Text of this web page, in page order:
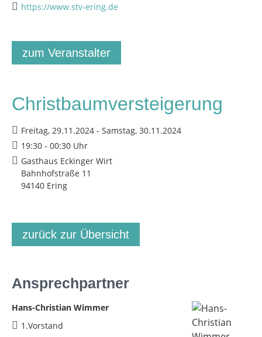
https://www.stv-ering.de
zum Veranstalter
Christbaumversteigerung
Freitag, 29.11.2024 - Samstag, 30.11.2024
19:30 - 00:30 Uhr
Gasthaus Eckinger Wirt
Bahnhofstraße 11
94140 Ering
zurück zur Übersicht
Ansprechpartner
Hans-Christian Wimmer
1.Vorstand